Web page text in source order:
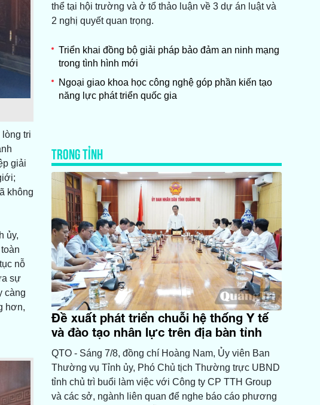
tri
giải
không
ủy,
nỗ
sự
càng
hơn,
thể tại hội trường và ở tổ thảo luận về 3 dự án luật và
2 nghị quyết quan trọng.
Triển khai đồng bộ giải pháp bảo đảm an ninh mạng
trong tình hình mới
Ngoại giao khoa học công nghệ góp phần kiến tạo
năng lực phát triển quốc gia
TRONG TỈNH
Đề xuất phát triển chuỗi hệ thống Y tế
và đào tạo nhân lực trên địa bàn tỉnh
QTO - Sáng 7/8, đồng chí Hoàng Nam, Ủy viên Ban
Thường vụ Tỉnh ủy, Phó Chủ tịch Thường trực UBND
tỉnh chủ trì buổi làm việc với Công ty CP TTH Group
và các sở, ngành liên quan để nghe báo cáo phương